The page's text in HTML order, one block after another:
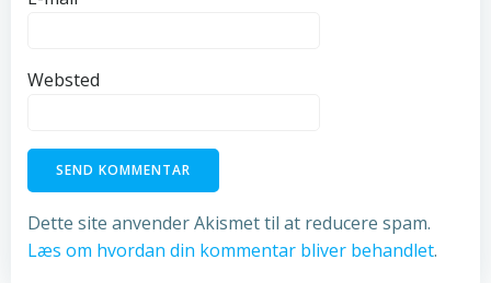
Websted
Dette site anvender Akismet til at reducere spam.
Læs om hvordan din kommentar bliver behandlet.